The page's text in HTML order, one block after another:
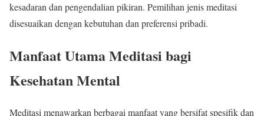
kesadaran dan pengendalian pikiran. Pemilihan jenis meditasi
disesuaikan dengan kebutuhan dan preferensi pribadi.
Manfaat Utama Meditasi bagi
Kesehatan Mental
Meditasi menawarkan berbagai manfaat yang bersifat spesifik dan